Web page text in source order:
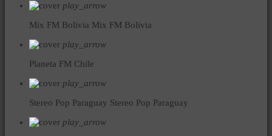
play_arrow
Mix FM Bolivia Mix FM Bolivia
play_arrow
Planeta FM Chile
play_arrow
Stereo Pop Paraguay Stereo Pop Paraguay
play_arrow